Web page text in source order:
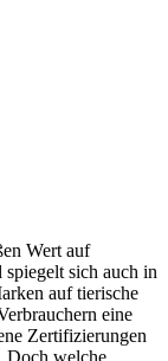
Wert auf
sich auch in
auf tierische
eine
Zertifizierungen
Doch welche